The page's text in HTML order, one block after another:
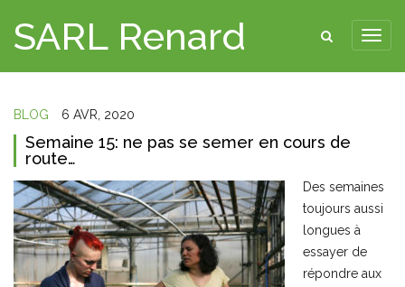
SARL Renard
BLOG 6 AVR, 2020
Semaine 15: ne pas se semer en cours de
route…
Des semaines
toujours aussi
longues à
essayer de
répondre aux